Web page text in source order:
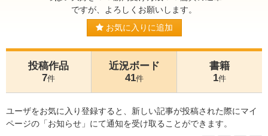
ですが、よろしくお願いします。
お気に入りに追加
投稿作品
7件
近況ボード
41件
書籍
1件
ユーザをお気に入り登録すると、新しい記事が投稿された際にマイ
ページの「お知らせ」にて通知を受け取ることができます。